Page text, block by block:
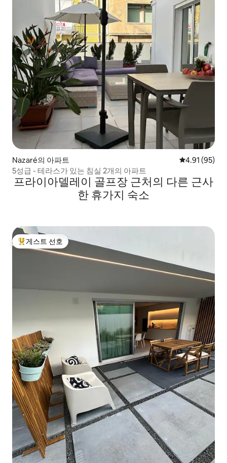
Nazaré의 아파트 평점 4.91점
4.91 (95)
5성급 - 테라스가 있는 침실 2개의 아파트
프라이아델레이 골프장 근처의 다른 근사
한 휴가지 숙소
상위 게스트 선호
게스트 선호